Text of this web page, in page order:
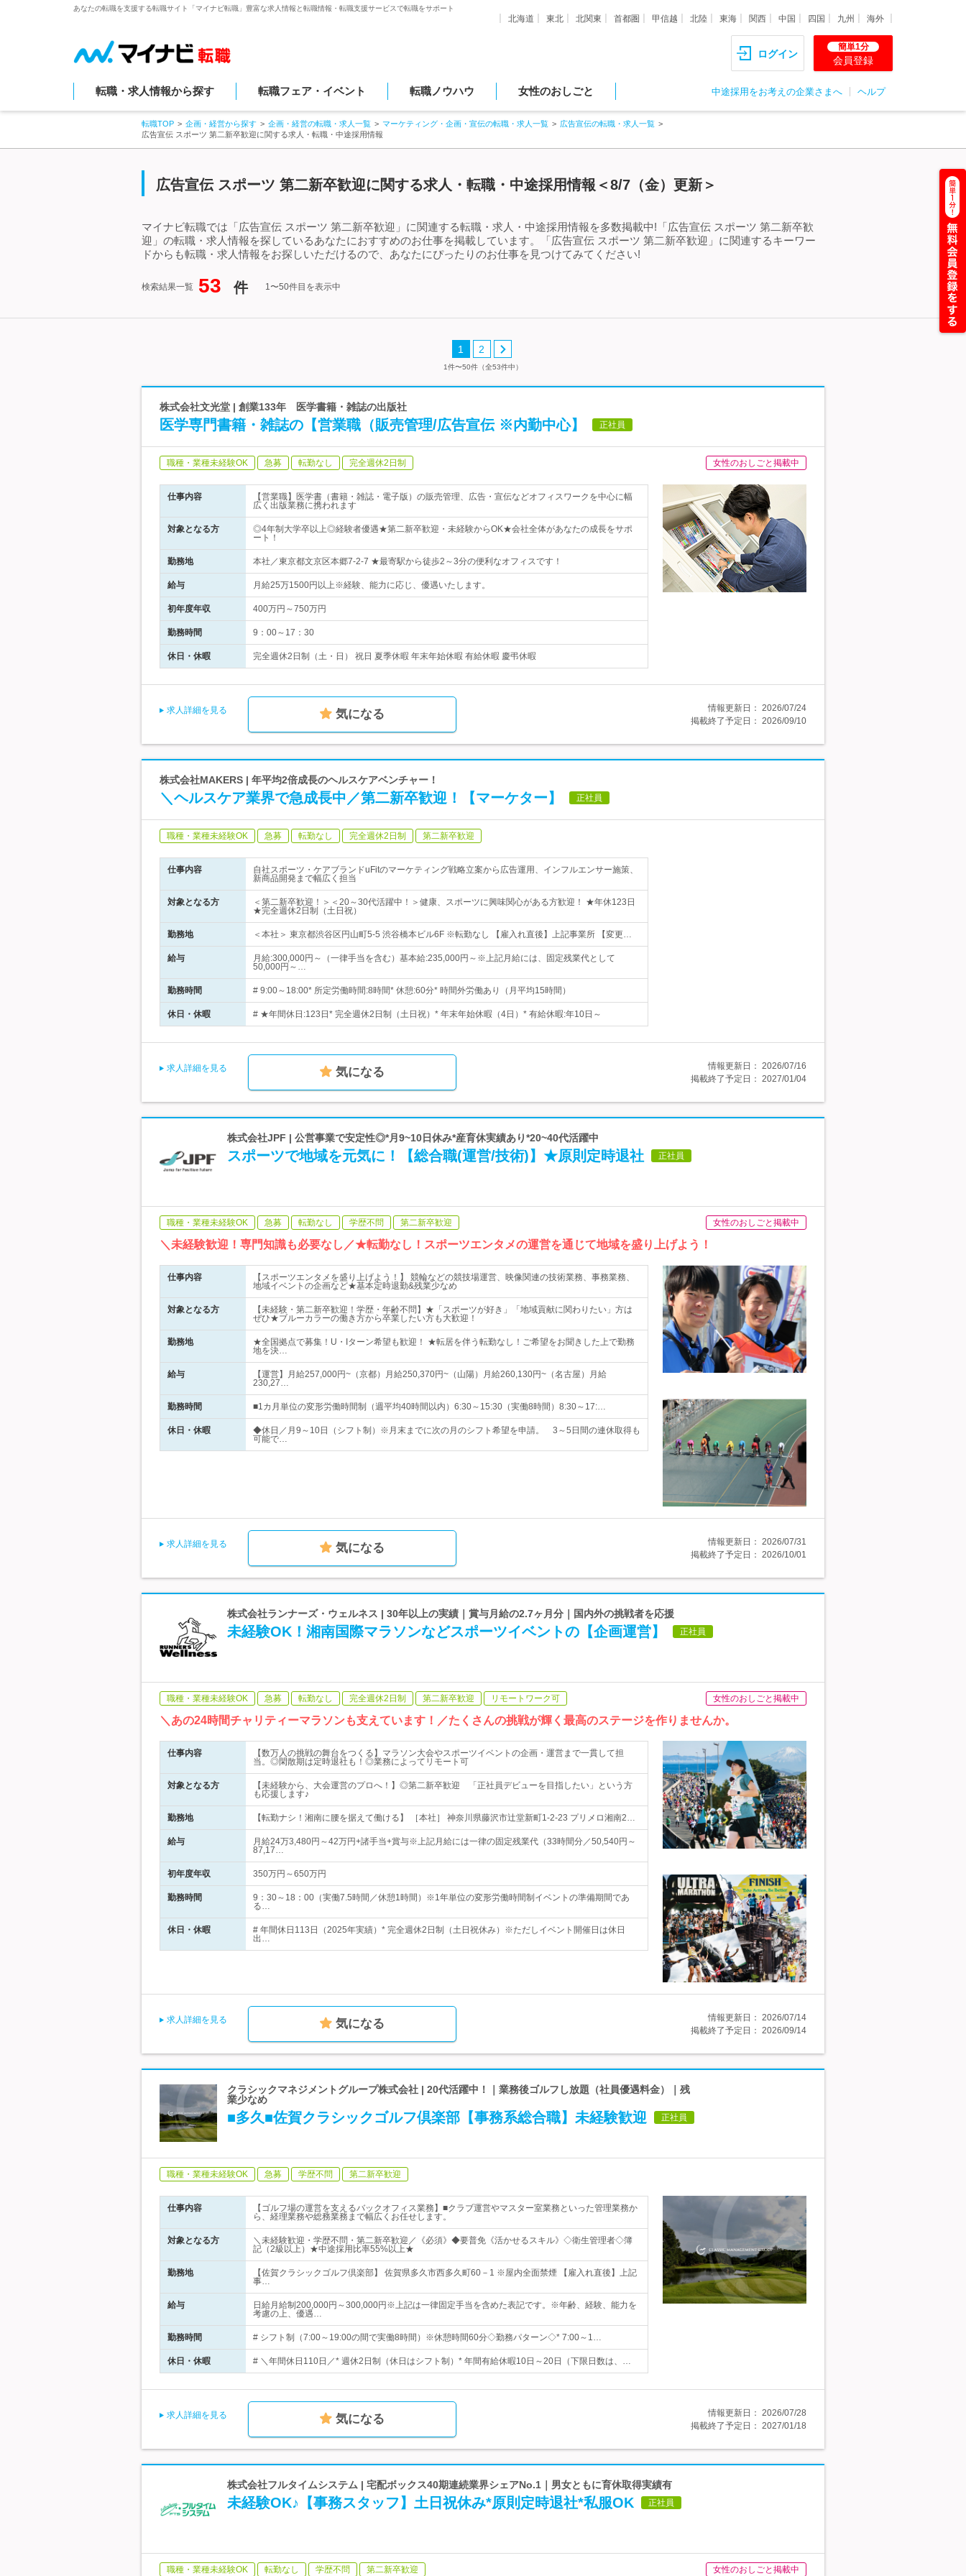
あなたの転職を支援する転職サイト「マイナビ転職」豊富な求人情報と転職情報・転職支援サービスで転職をサポート
北海道 東北 北関東 首都圏 甲信越 北陸 東海 関西 中国 四国 九州 海外
ログイン
簡単1分
会員登録
転職・求人情報から探す 転職フェア・イベント 転職ノウハウ 女性のおしごと 中途採用をお考えの企業さまへ ヘルプ
転職TOP 企画・経営から探す 企画・経営の転職・求人一覧 マーケティング・企画・宣伝の転職・求人一覧
広告宣伝の転職・求人一覧
広告宣伝 スポーツ 第二新卒歓迎に関する求人・転職・中途採用情報
広告宣伝 スポーツ 第二新卒歓迎に関する求人・転職・中途採用情報＜8/7（金）更新＞
マイナビ転職では「広告宣伝 スポーツ 第二新卒歓迎」に関連する転職・求人・中途採用情報を多数掲載中!「広告宣伝 スポーツ 第二新卒歓
迎」の転職・求人情報を探しているあなたにおすすめのお仕事を掲載しています。「広告宣伝 スポーツ 第二新卒歓迎」に関連するキーワー
ドからも転職・求人情報をお探しいただけるので、あなたにぴったりのお仕事を見つけてみてください!
検索結果一覧 53 件 1〜50件目を表示中
1 2
1件〜50件（全53件中）
株式会社文光堂 | 創業133年 医学書籍・雑誌の出版社
医学専門書籍・雑誌の【営業職（販売管理/広告宣伝 ※内勤中心】 正社員
職種・業種未経験OK 急募 転勤なし 完全週休2日制 女性のおしごと掲載中
仕事内容
【営業職】医学書（書籍・雑誌・電子版）の販売管理、広告・宣伝などオフィスワークを中心に幅
広く出版業務に携われます
対象となる方
◎4年制大学卒以上◎経験者優遇★第二新卒歓迎・未経験からOK★会社全体があなたの成長をサポ
ート！
勤務地 本社／東京都文京区本郷7-2-7 ★最寄駅から徒歩2～3分の便利なオフィスです！
給与 月給25万1500円以上※経験、能力に応じ、優遇いたします。
初年度年収 400万円～750万円
勤務時間 9：00～17：30
休日・休暇 完全週休2日制（土・日） 祝日 夏季休暇 年末年始休暇 有給休暇 慶弔休暇
求人詳細を見る 気になる 情報更新日： 2026/07/24
掲載終了予定日： 2026/09/10
株式会社MAKERS | 年平均2倍成長のヘルスケアベンチャー！
＼ヘルスケア業界で急成長中／第二新卒歓迎！【マーケター】 正社員
職種・業種未経験OK 急募 転勤なし 完全週休2日制 第二新卒歓迎
仕事内容
自社スポーツ・ケアブランドuFitのマーケティング戦略立案から広告運用、インフルエンサー施策、
新商品開発まで幅広く担当
対象となる方
＜第二新卒歓迎！＞＜20～30代活躍中！＞健康、スポーツに興味関心がある方歓迎！ ★年休123日
★完全週休2日制（土日祝）
勤務地 ＜本社＞ 東京都渋谷区円山町5-5 渋谷橋本ビル6F ※転勤なし 【雇入れ直後】上記事業所 【変更…
給与
月給:300,000円～（一律手当を含む）基本給:235,000円～※上記月給には、固定残業代として
50,000円～…
勤務時間 # 9:00～18:00* 所定労働時間:8時間* 休憩:60分* 時間外労働あり（月平均15時間）
休日・休暇 # ★年間休日:123日* 完全週休2日制（土日祝）* 年末年始休暇（4日）* 有給休暇:年10日～
求人詳細を見る 気になる 情報更新日： 2026/07/16
掲載終了予定日： 2027/01/04
株式会社JPF | 公営事業で安定性◎*月9~10日休み*産育休実績あり*20~40代活躍中
スポーツで地域を元気に！【総合職(運営/技術)】★原則定時退社 正社員
職種・業種未経験OK 急募 転勤なし 学歴不問 第二新卒歓迎 女性のおしごと掲載中
＼未経験歓迎！専門知識も必要なし／★転勤なし！スポーツエンタメの運営を通じて地域を盛り上げよう！
仕事内容
【スポーツエンタメを盛り上げよう！】 競輪などの競技場運営、映像関連の技術業務、事務業務、
地域イベントの企画など★基本定時退勤&残業少なめ
対象となる方
【未経験・第二新卒歓迎！学歴・年齢不問】★「スポーツが好き」「地域貢献に関わりたい」方は
ぜひ★ブルーカラーの働き方から卒業したい方も大歓迎！
勤務地
★全国拠点で募集！U・Iターン希望も歓迎！ ★転居を伴う転勤なし！ご希望をお聞きした上で勤務
地を決…
給与
【運営】月給257,000円~（京都）月給250,370円~（山陽）月給260,130円~（名古屋）月給
230,27…
勤務時間 ■1カ月単位の変形労働時間制（週平均40時間以内）6:30～15:30（実働8時間）8:30～17:…
休日・休暇
◆休日／月9～10日（シフト制）※月末までに次の月のシフト希望を申請。 3～5日間の連休取得も
可能で…
求人詳細を見る 気になる 情報更新日： 2026/07/31
掲載終了予定日： 2026/10/01
株式会社ランナーズ・ウェルネス | 30年以上の実績｜賞与月給の2.7ヶ月分｜国内外の挑戦者を応援
未経験OK！湘南国際マラソンなどスポーツイベントの【企画運営】 正社員
職種・業種未経験OK 急募 転勤なし 完全週休2日制 第二新卒歓迎 リモートワーク可 女性のおしごと掲載中
＼あの24時間チャリティーマラソンも支えています！／たくさんの挑戦が輝く最高のステージを作りませんか。
仕事内容
【数万人の挑戦の舞台をつくる】マラソン大会やスポーツイベントの企画・運営まで一貫して担
当。◎閑散期は定時退社も！◎業務によってリモート可
対象となる方
【未経験から、大会運営のプロへ！】◎第二新卒歓迎 「正社員デビューを目指したい」という方
も応援します♪
勤務地 【転勤ナシ！湘南に腰を据えて働ける】 ［本社］ 神奈川県藤沢市辻堂新町1-2-23 プリメロ湘南2…
給与
月給24万3,480円～42万円+諸手当+賞与※上記月給には一律の固定残業代（33時間分／50,540円～
87,17…
初年度年収 350万円～650万円
勤務時間
9：30～18：00（実働7.5時間／休憩1時間）※1年単位の変形労働時間制イベントの準備期間であ
る…
休日・休暇
# 年間休日113日（2025年実績）* 完全週休2日制（土日祝休み）※ただしイベント開催日は休日
出…
求人詳細を見る 気になる 情報更新日： 2026/07/14
掲載終了予定日： 2026/09/14
クラシックマネジメントグループ株式会社 | 20代活躍中！｜業務後ゴルフし放題（社員優遇料金）｜残
業少なめ
■多久■佐賀クラシックゴルフ倶楽部【事務系総合職】未経験歓迎 正社員
職種・業種未経験OK 急募 学歴不問 第二新卒歓迎
仕事内容
【ゴルフ場の運営を支えるバックオフィス業務】■クラブ運営やマスター室業務といった管理業務か
ら、経理業務や総務業務まで幅広くお任せします。
対象となる方
＼未経験歓迎・学歴不問・第二新卒歓迎／《必須》◆要普免《活かせるスキル》◇衛生管理者◇簿
記（2級以上）★中途採用比率55%以上★
勤務地
【佐賀クラシックゴルフ倶楽部】 佐賀県多久市西多久町60－1 ※屋内全面禁煙 【雇入れ直後】上記
事…
給与
日給月給制200,000円～300,000円※上記は一律固定手当を含めた表記です。※年齢、経験、能力を
考慮の上、優遇…
勤務時間 # シフト制（7:00～19:00の間で実働8時間）※休憩時間60分◇勤務パターン◇* 7:00～1…
休日・休暇 # ＼年間休日110日／* 週休2日制（休日はシフト制）* 年間有給休暇10日～20日（下限日数は、…
求人詳細を見る 気になる 情報更新日： 2026/07/28
掲載終了予定日： 2027/01/18
株式会社フルタイムシステム | 宅配ボックス40期連続業界シェアNo.1｜男女ともに育休取得実績有
未経験OK♪【事務スタッフ】土日祝休み*原則定時退社*私服OK 正社員
職種・業種未経験OK 転勤なし 学歴不問 第二新卒歓迎 女性のおしごと掲載中